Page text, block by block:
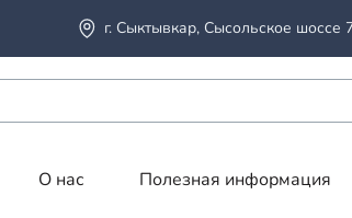
г. Сыктывкар, Сысольское шоссе
О нас Полезная информация